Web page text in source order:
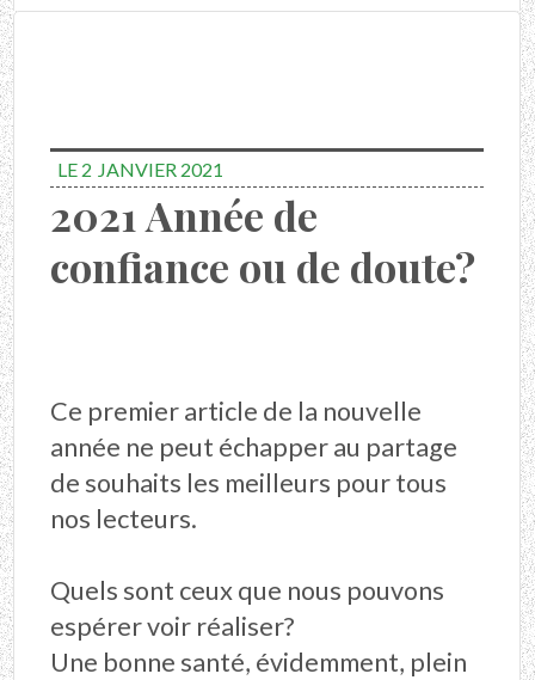
LE 2 JANVIER 2021
2021 Année de
confiance ou de doute?
Ce premier article de la nouvelle
année ne peut échapper au partage
de souhaits les meilleurs pour tous
nos lecteurs.
Quels sont ceux que nous pouvons
espérer voir réaliser?
Une bonne santé, évidemment, plein